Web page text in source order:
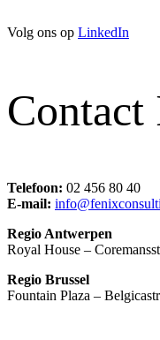
Volg ons op LinkedIn
Contact
Telefoon: 02 456 80 40
E-mail:
Regio Antwerpen
Royal House –
Regio Brussel
Fountain Plaza –